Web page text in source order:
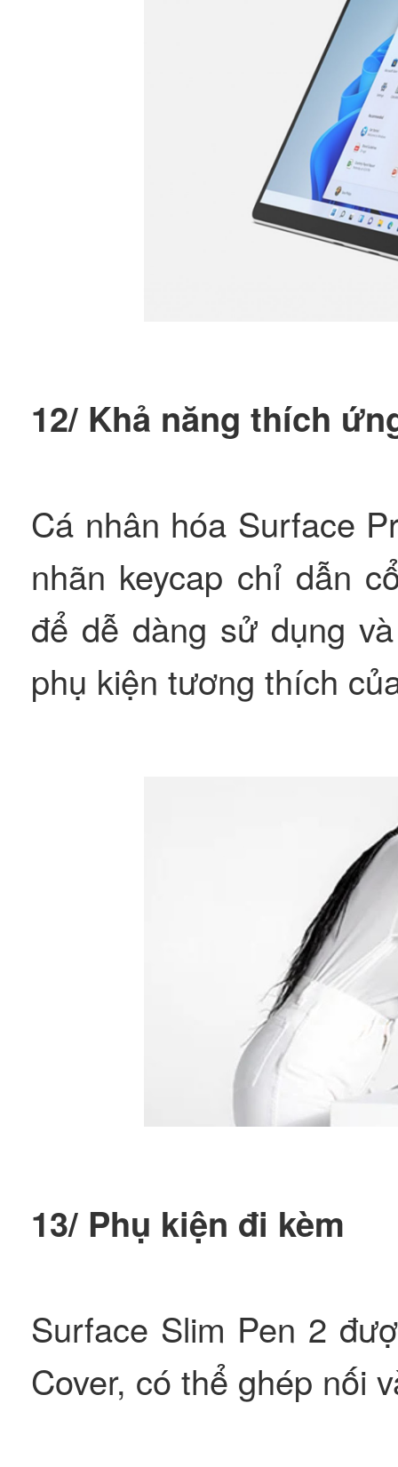
12/ Khả năng thích
Cá nhân hóa Surface
nhãn keycap chỉ dẫn
để dễ dàng sử dụng
phụ kiện tương thích
13/ Phụ kiện đi kèm
Surface Slim Pen 2
Cover, có thể ghép nối